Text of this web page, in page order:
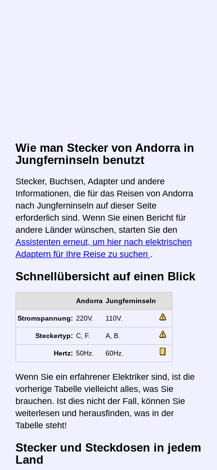
Wie man Stecker von Andorra in
Jungferninseln benutzt
Stecker, Buchsen, Adapter und andere
Informationen, die für das Reisen von Andorra
nach Jungferninseln auf dieser Seite
erforderlich sind. Wenn Sie einen Bericht für
andere Länder wünschen, starten Sie den
Assistenten erneut, um hier nach elektrischen
Adaptern für Ihre Reise zu suchen .
Schnellübersicht auf einen Blick
Andorra Jungferninseln
Stromspannung: 220V. 110V.
Steckertyp: C, F. A, B.
Hertz: 50Hz. 60Hz.
Wenn Sie ein erfahrener Elektriker sind, ist die
vorherige Tabelle vielleicht alles, was Sie
brauchen. Ist dies nicht der Fall, können Sie
weiterlesen und herausfinden, was in der
Tabelle steht!
Stecker und Steckdosen in jedem
Land